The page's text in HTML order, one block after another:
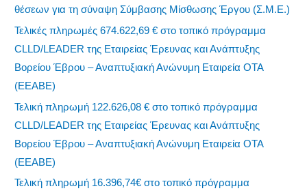
θέσεων για τη σύναψη Σύμβασης Μίσθωσης Έργου (Σ.Μ.Ε.)
Τελικές πληρωμές 674.622,69 € στο τοπικό πρόγραμμα
CLLD/LEADER της Εταιρείας Έρευνας και Ανάπτυξης
Βορείου Έβρου – Αναπτυξιακή Ανώνυμη Εταιρεία ΟΤΑ
(ΕΕΑΒΕ)
Τελική πληρωμή 122.626,08 € στο τοπικό πρόγραμμα
CLLD/LEADER της Εταιρείας Έρευνας και Ανάπτυξης
Βορείου Έβρου – Αναπτυξιακή Ανώνυμη Εταιρεία ΟΤΑ
(ΕΕΑΒΕ)
Τελική πληρωμή 16.396,74€ στο τοπικό πρόγραμμα